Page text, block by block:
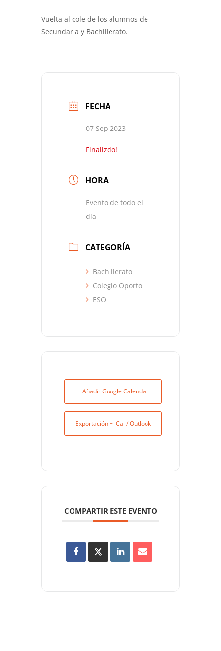
Vuelta al cole de los alumnos de
Secundaria y Bachillerato.
FECHA
07 Sep 2023
Finalizdo!
HORA
Evento de todo el
día
CATEGORÍA
Bachillerato
Colegio Oporto
ESO
+ Añadir Google Calendar
Exportación + iCal / Outlook
COMPARTIR ESTE EVENTO